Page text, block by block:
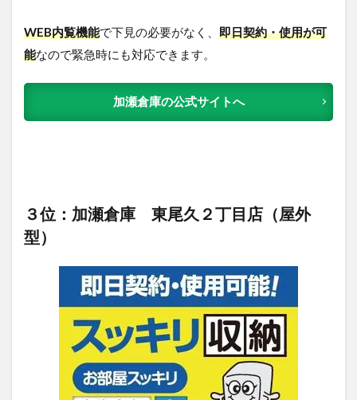
WEB内覧機能で下見の必要がなく、 即日契約・使用が可
能なので緊急時にも対応できます。
加瀬倉庫の公式サイトへ
３位：加瀬倉庫 東尾久２丁目店（屋外
型）